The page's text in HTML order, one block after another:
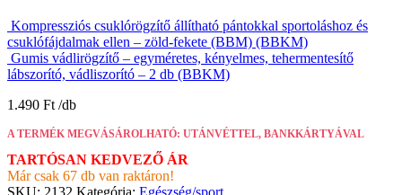
Kompressziós csuklórögzítő állítható pántokkal sportoláshoz és
csuklófájdalmak ellen – zöld-fekete (BBM) (BBKM)
Gumis vádlirögzítő – egyméretes, kényelmes, tehermentesítő
lábszorító, vádliszorító – 2 db (BBKM)
1.490 Ft
A TERMÉK MEGVÁSÁROLHATÓ: UTÁNVÉTTEL, BANKKÁRTYÁVAL
TARTÓSAN KEDVEZŐ ÁR
Már csak 67 db van raktáron!
SKU: 2132 Kategória: Egészség/sport